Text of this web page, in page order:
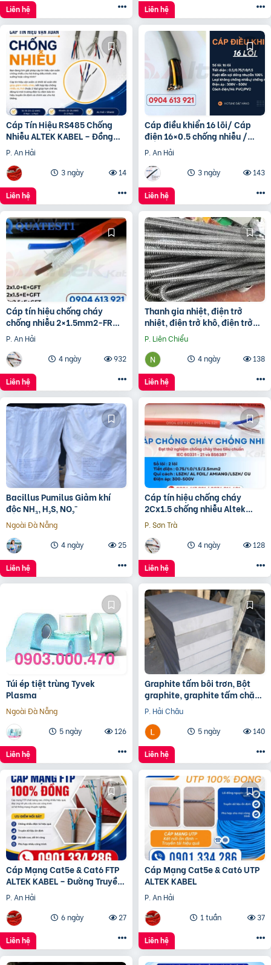
Liên hệ Liên hệ
Cáp Tín Hiệu RS485 Chống
Nhiễu ALTEK KABEL – Đồng
Nguyên Chất 100%, Truyền
Tín Hiệu Ổn Định
P. An Hải
3 ngày
14
Liên hệ
Cáp điều khiển 16 lõi/ Cáp
điện 16×0.5 chống nhiễu /
Control Cable SH -500
16×0.75 Altek Kabel
P. An Hải
3 ngày
143
Liên hệ
Cáp tín hiệu chống cháy
chống nhiễu 2×1.5mm2-FR
Altek Kabel
P. An Hải
4 ngày
932
Liên hệ
Thanh gia nhiệt, điện trở
nhiệt, điện trở khô, điện trở
đun hóa chất, điện trở lò nung
P. Liên Chiểu
4 ngày
138
Liên hệ
Bacillus Pumilus Giảm khí
độc NH₃, H₂S, NO₂⁻
Ngoài Đà Nẵng
4 ngày
25
Liên hệ
Cáp tín hiệu chống cháy
2Cx1.5 chống nhiễu Altek
Kabel – phân phối Hà Nội, Đà
Nẵng, HCM
P. Sơn Trà
4 ngày
128
Liên hệ
Túi ép tiệt trùng Tyvek
Plasma
Ngoài Đà Nẵng
5 ngày
126
Liên hệ
Graphite tấm bôi trơn, Bột
graphite, graphite tấm chặn
đầu lò, điện cực graphite
P. Hải Châu
5 ngày
140
Liên hệ
Cáp Mạng Cat5e & Cat6 FTP
ALTEK KABEL – Đường Truyền
Ổn Định, Chống Nhiễu Hiệu
Quả
P. An Hải
6 ngày
27
Liên hệ
Cáp Mạng Cat5e & Cat6 UTP
ALTEK KABEL
P. An Hải
1 tuần
37
Liên hệ